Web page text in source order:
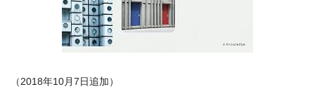
（2018年10月7日追加）